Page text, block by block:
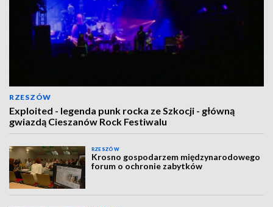
RZESZÓW
Exploited - legenda punk rocka ze Szkocji - główną
gwiazdą Cieszanów Rock Festiwalu
RZESZÓW
Krosno gospodarzem międzynarodowego
forum o ochronie zabytków